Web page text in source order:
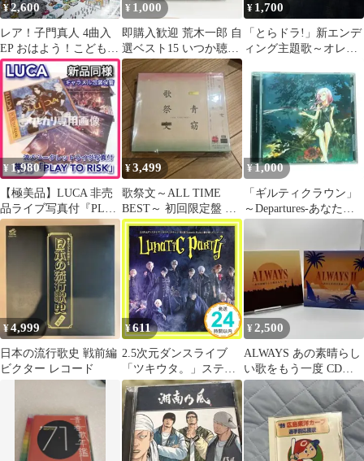
¥2,600
レア！子門真人 4曲入
EP おはよう！こどもシ
ョー 挿入歌 和モノ
¥ 1,000
即購入歓迎 荒木一郎 自
選ベスト15 いつか聴い
た歌 CD
¥ 1,700
「とらドラ!」新エンデ
ィング主題歌～オレン
恵),櫛枝…
¥ 1,980
【極美品】LUCA 非売
品ライブ写真付『PLAY
TO RISK』歌月大五郎
ルカ
¥3,499
歌祭文～ALL TIME
BEST～ 初回限定盤 一
青窈
¥1,000
「ギルティクラウン」
～Departures-あなたに
おくるアイの
¥4,999
日本の流行歌史 戦前編
ビクター レコード
¥611
2.5次元ダンスライブ
「ツキウタ。」ステー
ジ 第4幕「Lunatic
Party」劇中歌・メイン
テーマ「Lunatic Party」
TKUT-0153 [CD]_02
¥2,500
ALWAYS あの素晴らし
い歌をもう一度 CDセ
ット